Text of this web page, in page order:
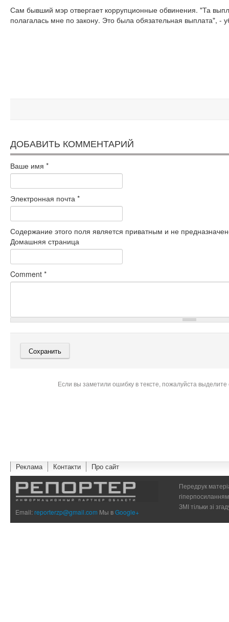
Сам бывший мэр отвергает коррупционные обвинения. "Та
полагалась мне по закону. Это была обязательная выплата", -
ДОБАВИТЬ КОММЕНТАРИЙ
Ваше имя *
Электронная почта *
Содержание этого поля является приватным и не
Домашняя страница
Comment *
Если вы заметили ошибку в тексте, пожалуйста
Реклама Контакти Про сайт
Email:reporterzp@gmail.com Мы вGoogle+
Передрук
ЗМІ тільки зі